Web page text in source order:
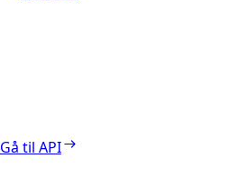
Gå til API